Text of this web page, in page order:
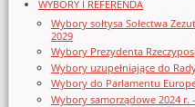
WYBORY I REFERENDA
Wybory sołtysa Sołectwa
2029
Wybory Prezydenta
Wybory uzupełniające do
Wybory do Parlamentu
Wybory samorządowe 2024 r.